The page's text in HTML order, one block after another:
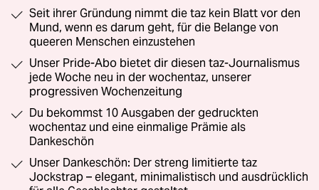
Seit ihrer Gründung nimmt die taz kein Blatt vor den
Mund, wenn es darum geht, für die Belange von
queeren Menschen einzustehen
Unser Pride-Abo bietet dir diesen taz-Journalismus
jede Woche neu in der wochentaz, unserer
progressiven Wochenzeitung
Du bekommst 10 Ausgaben der gedruckten
wochentaz und eine einmalige Prämie als
Dankeschön
Unser Dankeschön: Der streng limitierte taz
Jockstrap – elegant, minimalistisch und ausdrücklich